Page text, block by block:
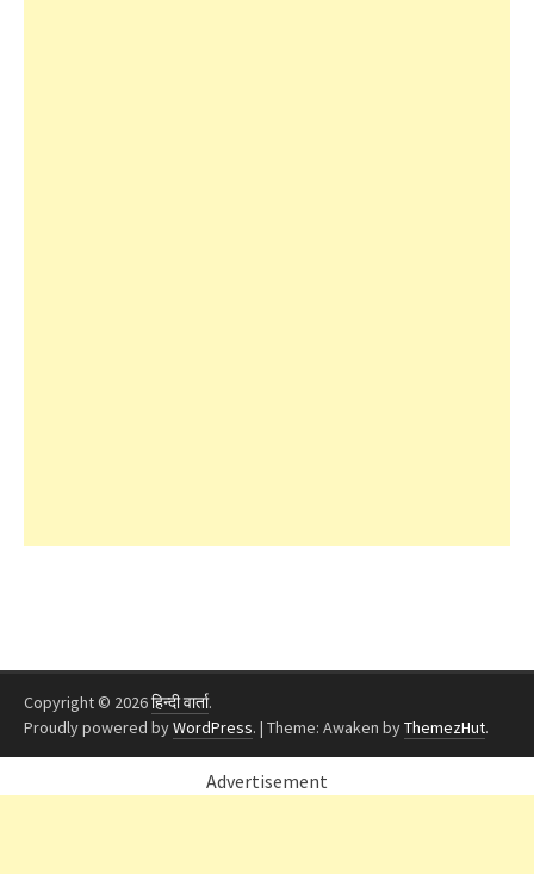
Copyright © 2026हिन्दी वार्ता.
Proudly powered byWordPress. | Theme: Awaken byThemezHut.
Advertisement